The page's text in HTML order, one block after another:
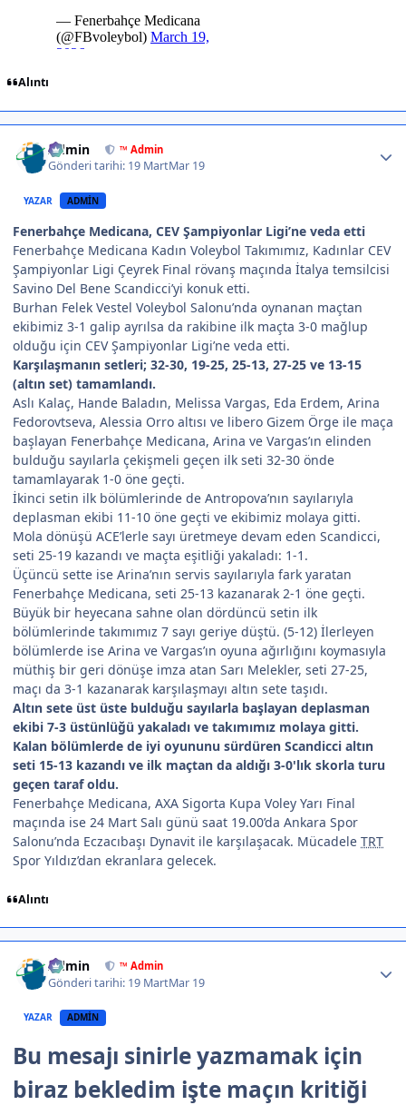
Alıntı
Admin ™ Admin
Gönderi tarihi: 19 MartMar 19
YAZAR ADMIN
Fenerbahçe Medicana, CEV Şampiyonlar Ligi’ne veda etti
Fenerbahçe Medicana Kadın Voleybol Takımımız, Kadınlar CEV
Şampiyonlar Ligi Çeyrek Final rövanş maçında İtalya temsilcisi
Savino Del Bene Scandicci’yi konuk etti.
Burhan Felek Vestel Voleybol Salonu’nda oynanan maçtan
ekibimiz 3-1 galip ayrılsa da rakibine ilk maçta 3-0 mağlup
olduğu için CEV Şampiyonlar Ligi’ne veda etti.
Karşılaşmanın setleri; 32-30, 19-25, 25-13, 27-25 ve 13-15
(altın set) tamamlandı.
Aslı Kalaç, Hande Baladın, Melissa Vargas, Eda Erdem, Arina
Fedorovtseva, Alessia Orro altısı ve libero Gizem Örge ile maça
başlayan Fenerbahçe Medicana, Arina ve Vargas’ın elinden
bulduğu sayılarla çekişmeli geçen ilk seti 32-30 önde
tamamlayarak 1-0 öne geçti.
İkinci setin ilk bölümlerinde de Antropova’nın sayılarıyla
deplasman ekibi 11-10 öne geçti ve ekibimiz molaya gitti.
Mola dönüşü ACE’lerle sayı üretmeye devam eden Scandicci,
seti 25-19 kazandı ve maçta eşitliği yakaladı: 1-1.
Üçüncü sette ise Arina’nın servis sayılarıyla fark yaratan
Fenerbahçe Medicana, seti 25-13 kazanarak 2-1 öne geçti.
Büyük bir heyecana sahne olan dördüncü setin ilk
bölümlerinde takımımız 7 sayı geriye düştü. (5-12) İlerleyen
bölümlerde ise Arina ve Vargas’ın oyuna ağırlığını koymasıyla
müthiş bir geri dönüşe imza atan Sarı Melekler, seti 27-25,
maçı da 3-1 kazanarak karşılaşmayı altın sete taşıdı.
Altın sete üst üste bulduğu sayılarla başlayan deplasman
ekibi 7-3 üstünlüğü yakaladı ve takımımız molaya gitti.
Kalan bölümlerde de iyi oyununu sürdüren Scandicci altın
seti 15-13 kazandı ve ilk maçtan da aldığı 3-0'lık skorla turu
geçen taraf oldu.
Fenerbahçe Medicana, AXA Sigorta Kupa Voley Yarı Final
maçında ise 24 Mart Salı günü saat 19.00’da Ankara Spor
Salonu’nda Eczacıbaşı Dynavit ile karşılaşacak. Mücadele TRT
Spor Yıldız’dan ekranlara gelecek.
Alıntı
Admin ™ Admin
Gönderi tarihi: 19 MartMar 19
YAZAR ADMIN
Bu mesajı sinirle yazmamak için
biraz bekledim işte maçın kritiği